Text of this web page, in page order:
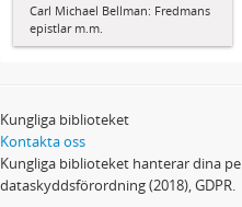
Carl Michael Bellman: Fredmans
epistlar m.m.
Kungliga biblioteket
Kontakta oss
Kungliga biblioteket hanterar dina
dataskyddsförordning (2018), GDPR.